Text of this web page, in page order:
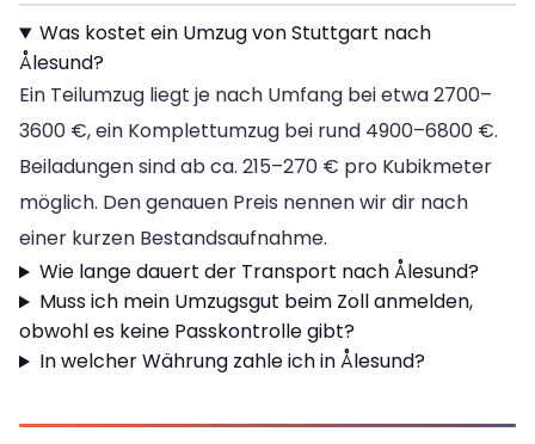
Was kostet ein Umzug von Stuttgart nach
Ålesund?
Ein Teilumzug liegt je nach Umfang bei etwa 2700–
3600 €, ein Komplettumzug bei rund 4900–6800 €.
Beiladungen sind ab ca. 215–270 € pro Kubikmeter
möglich. Den genauen Preis nennen wir dir nach
einer kurzen Bestandsaufnahme.
Wie lange dauert der Transport nach Ålesund?
Muss ich mein Umzugsgut beim Zoll anmelden,
obwohl es keine Passkontrolle gibt?
In welcher Währung zahle ich in Ålesund?